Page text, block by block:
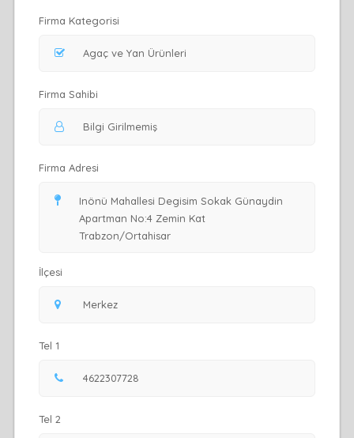
Firma Kategorisi
Firma Sahibi
Firma Adresi
İlçesi
Tel 1
Tel 2